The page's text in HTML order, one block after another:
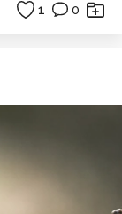
1 0